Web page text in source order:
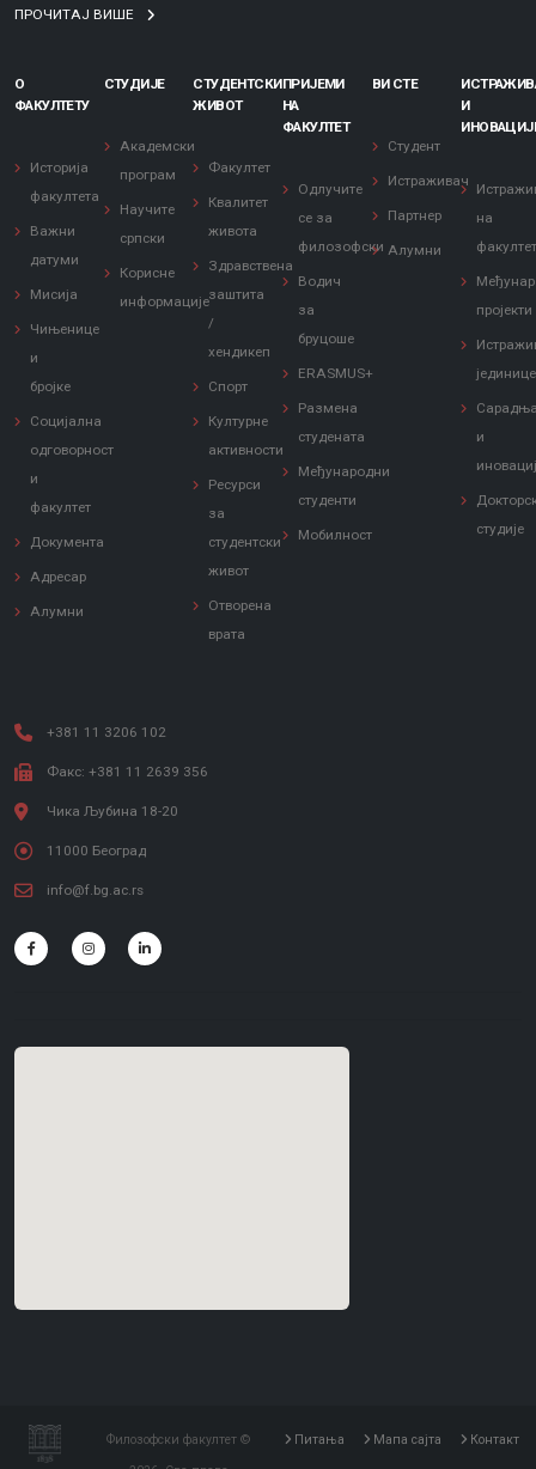
ПРОЧИТАЈ ВИШЕ
О
ФАКУЛТЕТУ
Историја
факултета
Важни
датуми
Мисија
Чињенице
и
бројке
Социјална
одговорност
и
факултет
Документа
Адресар
Алумни
СТУДИЈЕ
Академски
програм
Научите
српски
Корисне
информације
СТУДЕНТСКИ
ЖИВОТ
Факултет
Квалитет
живота
Здравствена
заштита
/
хендикеп
Спорт
Културне
активности
Ресурси
за
студентски
живот
Отворена
врата
ПРИЈЕМИ
НА
ФАКУЛТЕТ
Одлучите
се за
филозофски
Водич
за
бруцоше
ERASMUS+
Размена
студената
Међународни
студенти
Мобилност
ВИ СТЕ
Студент
Истраживач
Партнер
Алумни
И
на
пројекти
јединице
и
студије
+381 11 3206 102
Факс: +381 11 2639 356
Чика Љубина 18-20
11000 Београд
info@f.bg.ac.rs
Филозофски факултет ©
Питања Мапа сајта Контакт